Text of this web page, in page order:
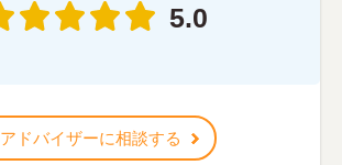
5.0
アドバイザーに相談する